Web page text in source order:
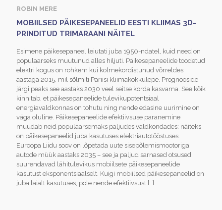
ROBIN MERE
MOBIILSED PÄIKESEPANEELID EESTI KLIIMAS 3D-
PRINDITUD TRIMARAANI NÄITEL
Esimene päikesepaneel leiutati juba 1950-ndatel, kuid need on
populaarseks muutunud alles hiljuti. Päikesepaneelide toodetud
elektri kogus on rohkem kui kolmekordistunud võrreldes
aastaga 2015, mil sõlmiti Pariisi kliimakokkulepe. Prognooside
järgi peaks see aastaks 2030 veel seitse korda kasvama. See kõik
kinnitab, et päikesepaneelide tulevikupotentsiaal
energiavaldkonnas on tohutu ning nende edasine uurimine on
väga oluline. Päikesepaneelide efektiivsuse paranemine
muudab neid populaarsemaks paljudes valdkondades: näiteks
on päikesepaneelid juba kasutuses elektriautotööstuses.
Euroopa Liidu soov on lõpetada uute sisepõlemismootoriga
autode müük aastaks 2035 – see ja paljud sarnased otsused
suurendavad lähitulevikus mobiilsete päikesepaneelide
kasutust eksponentsiaalselt. Kuigi mobiilsed päikesepaneelid on
juba laialt kasutuses, pole nende efektiivsust […]